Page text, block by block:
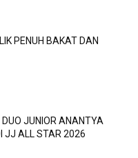
PENUH BAKAT DAN
JUNIOR ANANTYA
JJ ALL STAR 2026